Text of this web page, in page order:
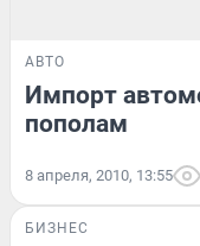
АВТО
Импорт
пополам
8 апреля, 2010, 13:55
БИЗНЕС